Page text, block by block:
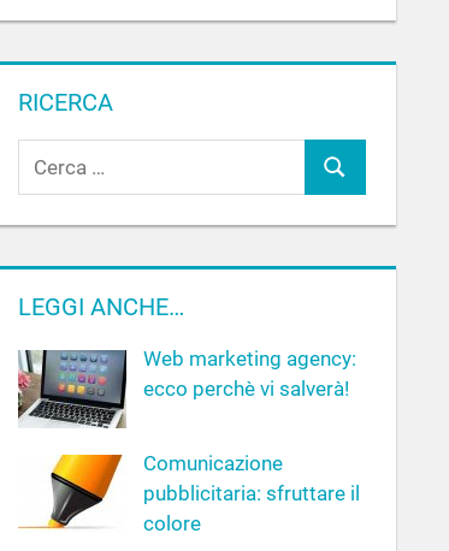
RICERCA
r
c
p
e
r
LEGGI ANCHE…
Web marketing agency:
ecco perchè vi salverà!
Comunicazione
pubblicitaria: sfruttare il
colore